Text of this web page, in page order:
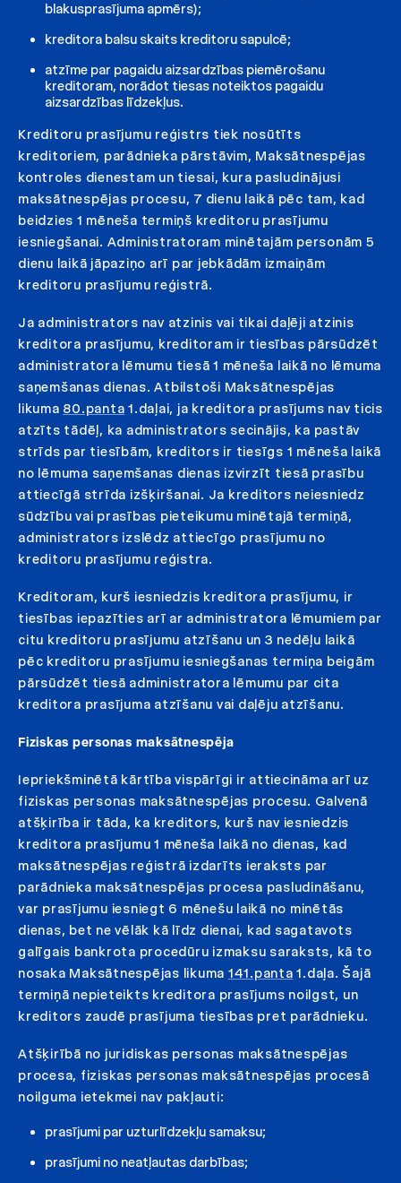
blakusprasījuma apmērs);
kreditora balsu skaits kreditoru sapulcē;
atzīme par pagaidu aizsardzības piemērošanu
kreditoram, norādot tiesas noteiktos pagaidu
aizsardzības līdzekļus.
Kreditoru prasījumu reģistrs tiek nosūtīts
kreditoriem, parādnieka pārstāvim, Maksātnespējas
kontroles dienestam un tiesai, kura pasludinājusi
maksātnespējas procesu, 7 dienu laikā pēc tam, kad
beidzies 1 mēneša termiņš kreditoru prasījumu
iesniegšanai. Administratoram minētajām personām 5
dienu laikā jāpaziņo arī par jebkādām izmaiņām
kreditoru prasījumu reģistrā.
Ja administrators nav atzinis vai tikai daļēji atzinis
kreditora prasījumu, kreditoram ir tiesības pārsūdzēt
administratora lēmumu tiesā 1 mēneša laikā no lēmuma
saņemšanas dienas. Atbilstoši Maksātnespējas
likuma 80.panta 1.daļai, ja kreditora prasījums nav ticis
atzīts tādēļ, ka administrators secinājis, ka pastāv
strīds par tiesībām, kreditors ir tiesīgs 1 mēneša laikā
no lēmuma saņemšanas dienas izvirzīt tiesā prasību
attiecīgā strīda izšķiršanai. Ja kreditors neiesniedz
sūdzību vai prasības pieteikumu minētajā termiņā,
administrators izslēdz attiecīgo prasījumu no
kreditoru prasījumu reģistra.
Kreditoram, kurš iesniedzis kreditora prasījumu, ir
tiesības iepazīties arī ar administratora lēmumiem par
citu kreditoru prasījumu atzīšanu un 3 nedēļu laikā
pēc kreditoru prasījumu iesniegšanas termiņa beigām
pārsūdzēt tiesā administratora lēmumu par cita
kreditora prasījuma atzīšanu vai daļēju atzīšanu.
Fiziskas personas maksātnespēja
Iepriekšminētā kārtība vispārīgi ir attiecināma arī uz
fiziskas personas maksātnespējas procesu. Galvenā
atšķirība ir tāda, ka kreditors, kurš nav iesniedzis
kreditora prasījumu 1 mēneša laikā no dienas, kad
maksātnespējas reģistrā izdarīts ieraksts par
parādnieka maksātnespējas procesa pasludināšanu,
var prasījumu iesniegt 6 mēnešu laikā no minētās
dienas, bet ne vēlāk kā līdz dienai, kad sagatavots
galīgais bankrota procedūru izmaksu saraksts, kā to
nosaka Maksātnespējas likuma 141.panta 1.daļa. Šajā
termiņā nepieteikts kreditora prasījums noilgst, un
kreditors zaudē prasījuma tiesības pret parādnieku.
Atšķirībā no juridiskas personas maksātnespējas
procesa, fiziskas personas maksātnespējas procesā
noilguma ietekmei nav pakļauti:
prasījumi par uzturlīdzekļu samaksu;
prasījumi no neatļautas darbības;